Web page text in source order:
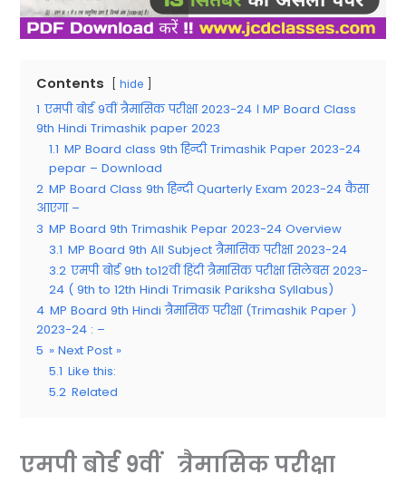
Contents hide
1 एमपी बोर्ड 9वीं त्रैमासिक परीक्षा 2023-24 । MP Board Class
9th Hindi Trimashik paper 2023
1.1 MP Board class 9th हिन्दी Trimashik Paper 2023-24
pepar – Download
2 MP Board Class 9th हिन्दी Quarterly Exam 2023-24 कैसा
आएगा –
3 MP Board 9th Trimashik Pepar 2023-24 Overview
3.1 MP Board 9th All Subject त्रैमासिक परीक्षा 2023-24
3.2 एमपी बोर्ड 9th to12वीं हिंदी त्रैमासिक परीक्षा सिलेबस 2023-
24 ( 9th to 12th Hindi Trimasik Pariksha Syllabus)
4 MP Board 9th Hindi त्रैमासिक परीक्षा (Trimashik Paper )
2023-24 : –
5 » Next Post »
5.1 Like this:
5.2 Related
एमपी बोर्ड 9वीं त्रैमासिक परीक्षा